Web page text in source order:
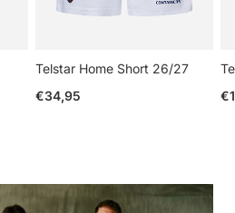
Telstar Home Short 26/27
Reguliere prijs
€34,95